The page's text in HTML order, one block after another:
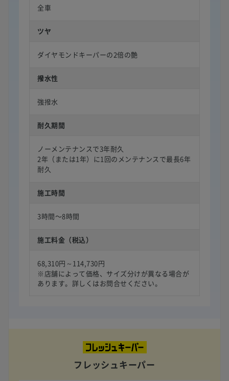
全車
ツヤ
ダイヤモンドキーパーの2倍の艶
撥水性
強撥水
耐久期間
ノーメンテナンスで3年耐久
2年（または1年）に1回のメンテナンスで最長6年
耐久
施工時間
3時間〜8時間
施工料金（税込）
68,310円～114,730円
※店舗によって価格、サイズ分けが異なる場合が
あります。詳しくはお問合せください。
フレッシュキーパー